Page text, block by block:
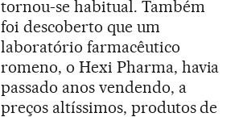
tornou-se habitual. Também
foi descoberto que um
laboratório farmacêutico
romeno, o Hexi Pharma, havia
passado anos vendendo, a
preços altíssimos, produtos de